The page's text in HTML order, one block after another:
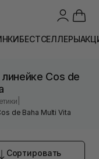
БЕСТСЕЛЛЕРЫ
Cos de
de Baha Multi Vita
Сортировать